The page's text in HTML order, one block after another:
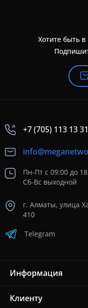
Хотите быть в
+7 (705) 113 13 31
Пн-Пт с 09:00 до
Сб-Вс выходной
г. Алматы, улица
410
Telegram
Информация
Клиенту